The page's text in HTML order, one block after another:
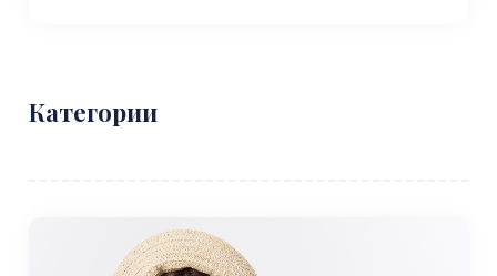
Категории